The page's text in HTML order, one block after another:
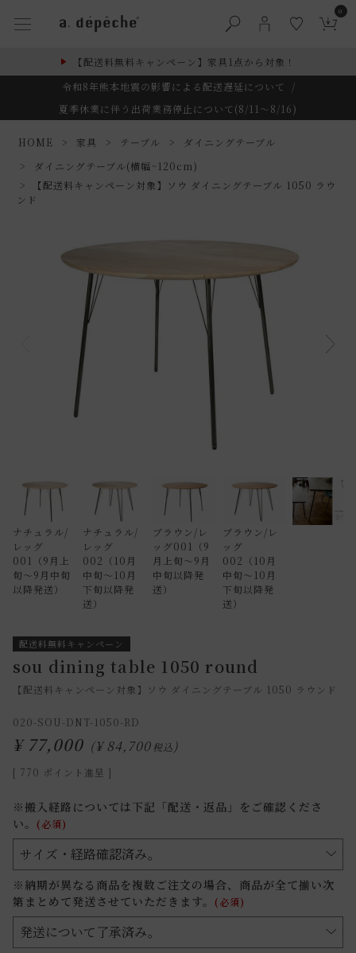
0
【配送料無料キャンペーン】家具1点から対象！
令和8年熊本地震の影響による配送遅延について
/
夏季休業に伴う出荷業務停止について(8/11～8/16)
HOME 家具 テーブル
ダイニングテーブル
ダイニングテーブル(横幅~120cm)
【配送料キャンペーン対象】ソウ ダイニングテーブル 1050 ラウ
ンド
ナチュラル/
レッグ
001（9月上
旬～9月中旬
以降発送）
ナチュラル/
レッグ
002（10月
中旬～10月
下旬以降発
送）
ブラウン/レ
ッグ001（9
月上旬～9月
中旬以降発
送）
ブラウン/レ
ッグ
002（10月
中旬～10月
下旬以降発
送）
配送料無料キャンペーン
sou dining table 1050 round
【配送料キャンペーン対象】ソウ ダイニングテーブル 1050 ラウンド
020-SOU-DNT-1050-RD
¥ 77,000 ¥ 84,700税込
[ 770 ポイント進呈 ]
※搬入経路については下記「配送・返品」をご確認くださ
い。
(必須)
※納期が異なる商品を複数ご注文の場合、商品が全て揃い次
第まとめて発送させていただきます。
(必須)